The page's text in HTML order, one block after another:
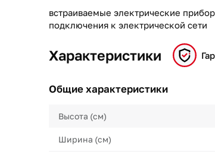
встраиваемые электрические
подключения к электрической сети
Характеристики
Общие характеристики
Высота (см)
Ширина (см)